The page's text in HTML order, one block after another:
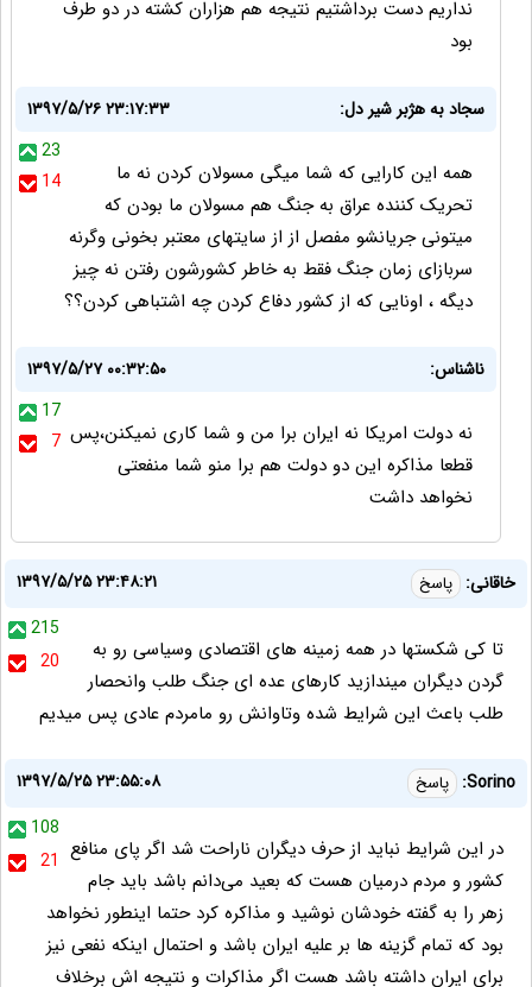
نداریم دست برداشتیم نتیجه هم هزاران کشته در دو طرف
بود
سجاد به هژبر شیر دل:
۱۳۹۷/۵/۲۶ ۲۳:۱۷:۳۳
23
14
همه این کارایی که شما میگی مسولان کردن نه ما
تحریک کننده عراق به جنگ هم مسولان ما بودن که
میتونی جریانشو مفصل از از سایتهای معتبر بخونی وگرنه
سربازای زمان جنگ فقط به خاطر کشورشون رفتن نه چیز
دیگه ، اونایی که از کشور دفاع کردن چه اشتباهی کردن؟؟
ناشناس:
۱۳۹۷/۵/۲۷ ۰۰:۳۲:۵۰
17
7 نه دولت امریکا نه ایران برا من و شما کاری نمیکنن،پس
قطعا مذاکره این دو دولت هم برا منو شما منفعتی
نخواهد داشت
خاقانی: پاسخ
۱۳۹۷/۵/۲۵ ۲۳:۴۸:۲۱
215
20
تا کی شکستها در همه زمینه های اقتصادی وسیاسی رو به
گردن دیگران میندازید کارهای عده ای جنگ طلب وانحصار
طلب باعث این شرایط شده وتاوانش رو مامردم عادی پس میدیم
Sorino: پاسخ
۱۳۹۷/۵/۲۵ ۲۳:۵۵:۰۸
108
21 در این شرایط نباید از حرف دیگران ناراحت شد اگر پای منافع
کشور و مردم درمیان هست که بعید می‌دانم باشد باید جام
زهر را به گفته خودشان نوشید و مذاکره کرد حتما اینطور نخواهد
بود که تمام گزینه ها بر علیه ایران باشد و احتمال اینکه نفعی نیز
برای ایران داشته باشد هست اگر مذاکرات و نتیجه اش برخلاف